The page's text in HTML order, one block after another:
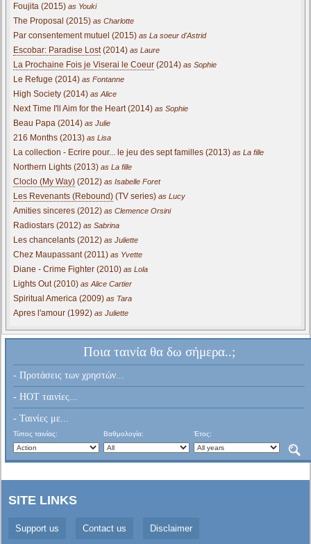
Foujita (2015) as Youki
The Proposal (2015) as Charlotte
Par consentement mutuel (2015) as La soeur d'Astrid
Escobar: Paradise Lost(2014) as Laure
La Prochaine Fois je Viserai le Coeur (2014) as Sophie
Le Refuge (2014) as Fontanne
High Society (2014) as Alice
Next Time I'll Aim for the Heart (2014) as Sophie
Beau Papa (2014) as Julie
216 Months (2013) as Lisa
La collection - Ecrire pour... le jeu des sept familles (2013) as La fille
Northern Lights (2013) as La fille
Cloclo (My Way) (2012) as Isabelle Foret
Les Revenants (Rebound) (TV series) as Lucy
Amities sinceres (2012) as Clemence Orsini
Radiostars (2012) as Sabrina
Les chancelants (2012) as Juliette
Chez Maupassant (2011) as Yvette
Diane - Crime Fighter (2010) as Lola
Lights Out (2010) as Alice Cartier
Spiritual America (2009) as Tara
Apres l'amour (1992) as Juliette
Ποια ταινία θα δω σήμερα..;
- Προτάσεις των χρηστών...
- HOT ταινίες...
- Ταινίες με...
Τύπος ταινίας: Βαθμολογία: Έτος:
SITE LINKS
Support us Contact us Disclaimer